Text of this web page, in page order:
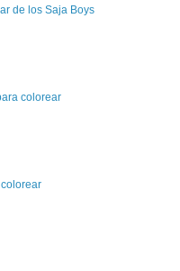
de los Saja Boys
colorear